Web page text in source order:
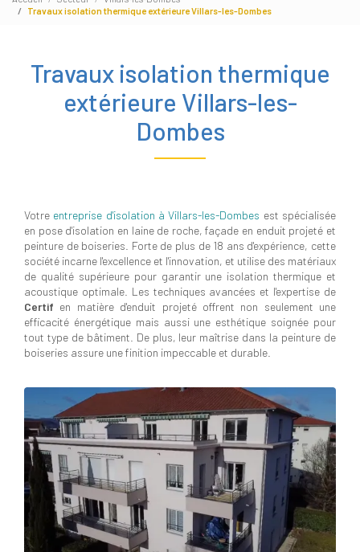
Travaux isolation thermique extérieure Villars-les-Dombes
Travaux isolation thermique
extérieure Villars-les-
Dombes
Votre entreprise d'isolation à Villars-les-Dombes est spécialisée
en pose d'isolation en laine de roche, façade en enduit projeté et
peinture de boiseries. Forte de plus de 18 ans d'expérience, cette
société incarne l'excellence et l'innovation, et utilise des matériaux
de qualité supérieure pour garantir une isolation thermique et
acoustique optimale. Les techniques avancées et l'expertise de
Certif en matière d'enduit projeté offrent non seulement une
efficacité énergétique mais aussi une esthétique soignée pour
tout type de bâtiment. De plus, leur maîtrise dans la peinture de
boiseries assure une finition impeccable et durable.